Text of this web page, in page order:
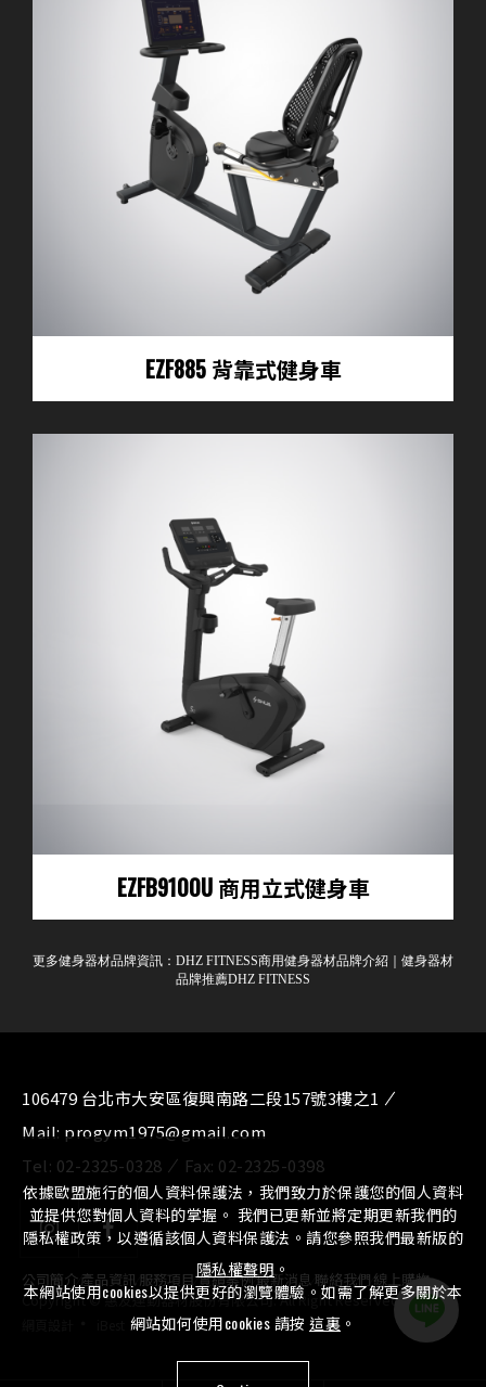
EZF885 背靠式健身車
EZFB9100U 商用立式健身車
更多健身器材品牌資訊： DHZ FITNESS商用健身器材品牌介紹
健身器材
品牌推薦DHZ FITNESS
106479 台北市大安區復興南路二段157號3樓之1
Mail: progym1975@gmail.com
Tel: 02-2325-0328 Fax: 02-2325-0398
公司簡介產品資訊 服務項目⁄實績案例⁄最新消息 聯絡我們 線上購物
Copyright © 惠友運動器材股份有限公司. All Right Reserved.
依據歐盟施行的個人資料保護法，我們致力於保護您的個人資料
並提供您對個人資料的掌握。 我們已更新並將定期更新我們的
隱私權政策，以遵循該個人資料保護法。請您參照我們最新版的
隱私權聲明 。
本網站使用cookies以提供更好的瀏覽體驗。如需了解更多關於本
網站如何使用cookies 請按 這裏 。